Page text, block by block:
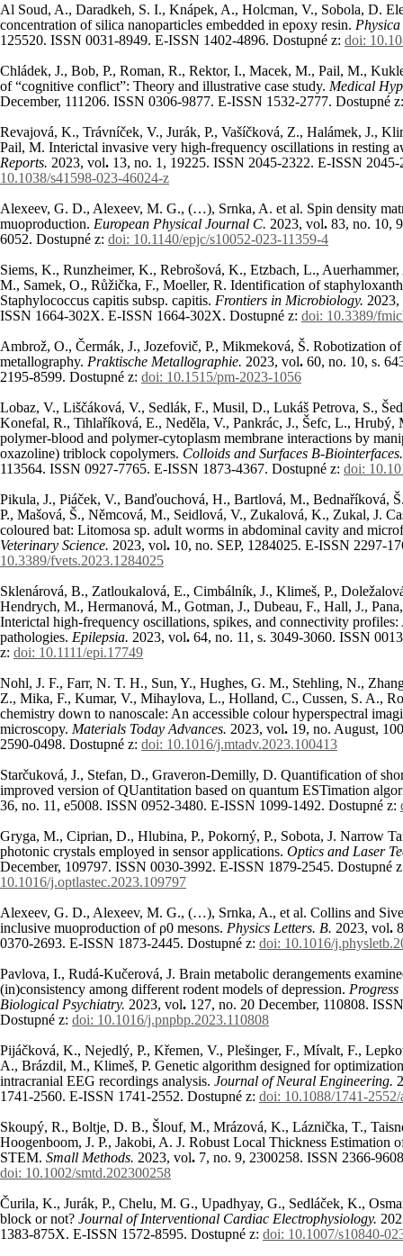
Al Soud, A., Daradkeh, S. I., Knápek, A., Holcman, V., Sobola, D.
concentration of silica nanoparticles embedded in epoxy resin.
125520. ISSN 0031-8949. E-ISSN 1402-4896. Dostupné z: doi:
Chládek, J., Bob, P., Roman, R., Rektor, I., Macek, M., Pail, M.,
of “cognitive conflict”: Theory and illustrative case study. Medical
December, 111206. ISSN 0306-9877. E-ISSN 1532-2777. Dostupné
Revajová, K., Trávníček, V., Jurák, P., Vašíčková, Z., Halámek, J.,
Pail, M. Interictal invasive very high-frequency oscillations in resting
Reports. 2023, vol. 13, no. 1 , 19225. ISSN 2045-2322. E-ISSN
10.1038/s41598-023-46024-z
Alexeev, G. D., Alexeev, M. G., (…), Srnka, A. et al. Spin density
muoproduction. European Physical Journal C. 2023, vol. 83, no. 10,
6052. Dostupné z: doi: 10.1140/epjc/s10052-023-11359-4
Siems, K., Runzheimer, K., Rebrošová, K., Etzbach, L.,
M., Samek, O., Růžička, F., Moeller, R. Identification of
Staphylococcus capitis subsp. capitis. Frontiers in Microbiology.
ISSN 1664-302X. E-ISSN 1664-302X. Dostupné z: doi: 10.3389/
Ambrož, O., Čermák, J., Jozefovič, P., Mikmeková, Š. Robotization
metallography. Praktische Metallographie. 2023, vol. 60, no. 10, s.
2195-8599. Dostupné z: doi: 10.1515/pm-2023-1056
Lobaz, V., Liščáková, V., Sedlák, F., Musil, D., Lukáš Petrova, S.,
Konefal, R., Tihlaříková, E., Neděla, V., Pankrác, J., Šefc, L., Hrubý,
polymer-blood and polymer-cytoplasm membrane interactions by
oxazoline) triblock copolymers. Colloids and Surfaces B-
113564. ISSN 0927-7765. E-ISSN 1873-4367. Dostupné z: doi:
Pikula, J., Piáček, V., Banďouchová, H., Bartlová, M., Bednaříková,
P., Mašová, Š., Němcová, M., Seidlová, V., Zukalová, K., Zukal, J.
coloured bat: Litomosa sp. adult worms in abdominal cavity and
Veterinary Science. 2023, vol. 10, no. SEP, 1284025. E-ISSN 2297-
10.3389/fvets.2023.1284025
Sklenárová, B., Zatloukalová, E., Cimbálník, J., Klimeš, P.,
Hendrych, M., Hermanová, M., Gotman, J., Dubeau, F., Hall, J.,
Interictal high-frequency oscillations, spikes, and connectivity
pathologies. Epilepsia. 2023, vol. 64, no. 11, s. 3049-3060. ISSN
z: doi: 10.1111/epi.17749
Nohl, J. F., Farr, N. T. H., Sun, Y., Hughes, G. M., Stehling, N.,
Z., Mika, F., Kumar, V., Mihaylova, L., Holland, C., Cussen, S. A.,
chemistry down to nanoscale: An accessible colour hyperspectral
microscopy. Materials Today Advances. 2023, vol. 19, no. August,
2590-0498. Dostupné z: doi: 10.1016/j.mtadv.2023.100413
Starčuková, J., Stefan, D., Graveron-Demilly, D. Quantification of
improved version of QUantitation based on quantum ESTimation
36, no. 11 , e5008. ISSN 0952-3480. E-ISSN 1099-1492. Dostupné z:
Gryga, M., Ciprian, D., Hlubina, P., Pokorný, P., Sobota, J. Narrow
photonic crystals employed in sensor applications. Optics and Laser
December, 109797. ISSN 0030-3992. E-ISSN 1879-2545. Dostupné
10.1016/j.optlastec.2023.109797
Alexeev, G. D., Alexeev, M. G., (…), Srnka, A., et al. Collins and
inclusive muoproduction of ρ0 mesons. Physics Letters. B. 2023, vol.
0370-2693. E-ISSN 1873-2445. Dostupné z: doi: 10.1016/
Pavlova, I., Rudá-Kučerová, J. Brain metabolic derangements
(in)consistency among different rodent models of depression.
Biological Psychiatry. 2023, vol. 127, no. 20 December, 110808.
Dostupné z: doi: 10.1016/j.pnpbp.2023.110808
Pijáčková, K., Nejedlý, P., Křemen, V., Plešinger, F., Mívalt, F.,
A., Brázdil, M., Klimeš, P. Genetic algorithm designed for
intracranial EEG recordings analysis. Journal of Neural Engineering.
1741-2560. E-ISSN 1741-2552. Dostupné z: doi: 10.1088/1741-2552/
Skoupý, R., Boltje, D. B., Šlouf, M., Mrázová, K., Láznička, T.,
Hoogenboom, J. P., Jakobi, A. J. Robust Local Thickness Estimation
STEM. Small Methods. 2023, vol. 7, no. 9, 2300258. ISSN 2366-
doi: 10.1002/smtd.202300258
Čurila, K., Jurák, P., Chelu, M. G., Upadhyay, G., Sedláček, K.,
block or not? Journal of Interventional Cardiac Electrophysiology.
1383-875X. E-ISSN 1572-8595. Dostupné z: doi: 10.1007/s10840-